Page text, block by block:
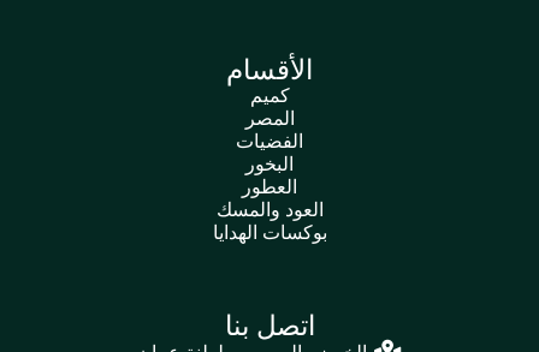
الأقسام
كميم
المصر
الفضيات
البخور
العطور
العود والمسك
بوكسات الهدايا
اتصل بنا